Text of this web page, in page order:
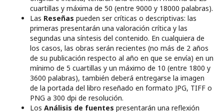
cuartillas y máxima de 50 (entre 9000 y 18000 palabras).
Las Reseñas pueden ser críticas o descriptivas: las
primeras presentarán una valoración crítica y las
segundas una síntesis del contenido. En cualquiera de
los casos, las obras serán recientes (no más de 2 años
de su publicación respecto al año en que se envía) en un
mínimo de 5 cuartillas y un máximo de 10 (entre 1800 y
3600 palabras), también deberá entregarse la imagen
de la portada del libro reseñado en formato JPG, TIFF o
PNG a 300 dpi de resolución.
Los Análisis de fuentes presentarán una reflexión